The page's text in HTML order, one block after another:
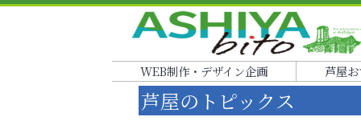
WEB制作・デザイン企画 芦屋
芦屋のトピックス